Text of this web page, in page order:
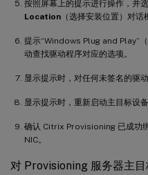
按照屏幕上的提示进行操作，并
Location （选择安装位置）对话
提示“Windows Plug and Play”
动查找驱动程序对应的选项。
显示提示时，对任何未签名的驱
显示提示时，重新启动主目标设备
确认 Citrix Provisioning 已成功
NIC。
对 Provisioning 服务器主